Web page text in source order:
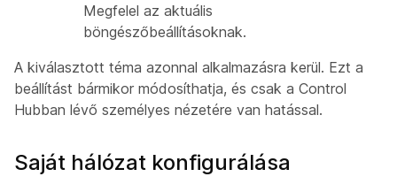
Megfelel az aktuális
böngészőbeállításoknak.
A kiválasztott téma azonnal alkalmazásra kerül. Ezt a
beállítást bármikor módosíthatja, és csak a Control
Hubban lévő személyes nézetére van hatással.
Saját hálózat konfigurálása